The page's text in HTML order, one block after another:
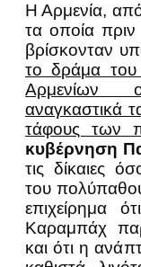
Η Αρμενία,
τα οποία
βρίσκονταν
το δράμα του
Αρμενίων
αναγκαστικά
τάφους των
κυβέρνηση
τις δίκαιες
του
επιχείρημα
Καραμπάχ
και ότι η